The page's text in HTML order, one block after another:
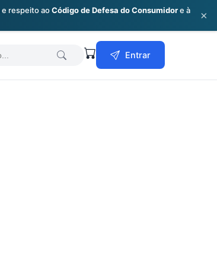
e respeito aoCódigo de Defesa do Consumidore à
×
Entrar